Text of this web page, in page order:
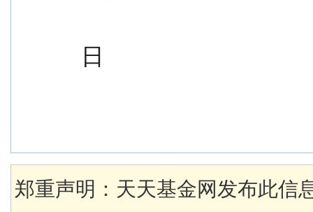
日
郑重声明：天天基金网发布此信